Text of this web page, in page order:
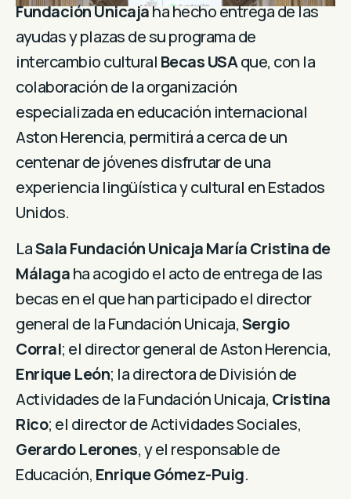
Fundación Unicajaha hecho entrega de las
ayudas y plazas de su programa de
intercambio cultural Becas USAque, con la
colaboración de la organización
especializada en educación internacional
Aston Herencia, permitirá a cerca de un
centenar de jóvenes disfrutar de una
experiencia lingüística y cultural en Estados
Unidos.
LaSala Fundación Unicaja María Cristina de
Málagaha acogido el acto de entrega de las
becas en el que han participado el director
general de la Fundación Unicaja,Sergio
Corral; el director general de Aston Herencia,
Enrique León; la directora de División de
Actividades de la Fundación Unicaja, Cristina
Rico; el director de Actividades Sociales,
Gerardo Lerones, y el responsable de
Educación, Enrique Gómez-Puig.